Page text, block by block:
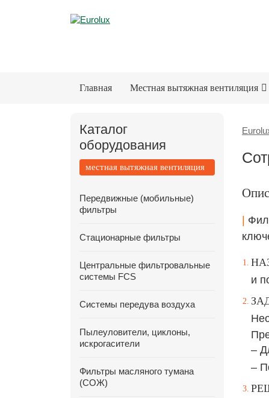
Главная Местная вытяжная вентиляция
Каталог
оборудования
местная вытяжная вентиляция
Передвижные (мобильные)
фильтры
Стационарные фильтры
Центральные фильтровальные
системы FCS
Системы передува воздуха
Пылеуловители, циклоны,
искрогасители
Фильтры масляного тумана
(СОЖ)
и
–
–